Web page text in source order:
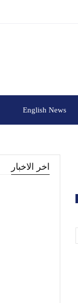
English News
اخر الاخبار